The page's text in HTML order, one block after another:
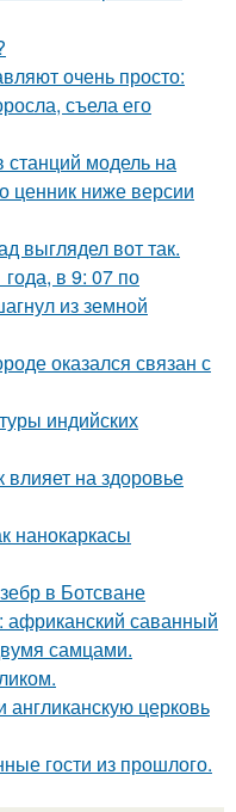
очень просто:
съела его
станций модель на
ценник ниже версии
выглядел вот так.
в 9: 07 по
из земной
оказался связан с
индийских
на здоровье
нанокаркасы
в Ботсване
саванный
самцами.
церковь
гости из прошлого.